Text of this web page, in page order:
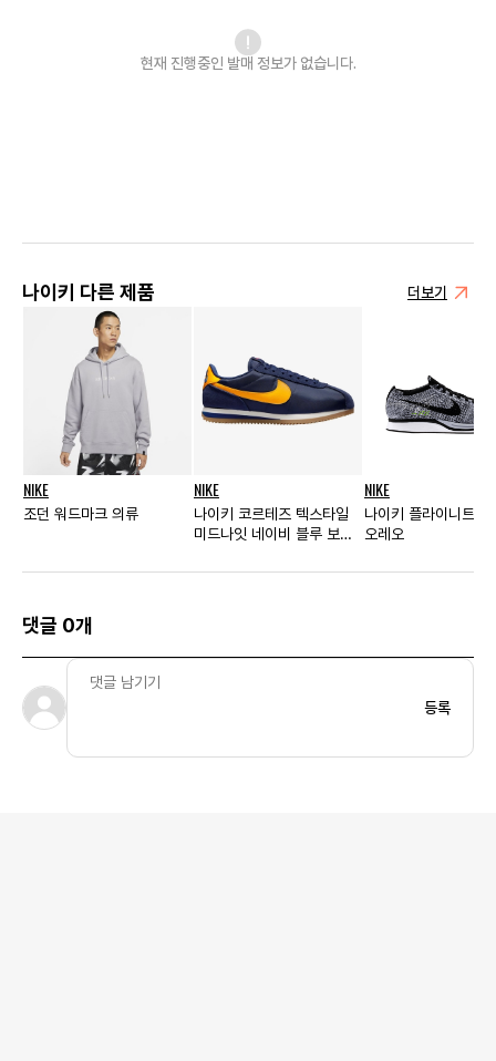
현재 진행중인 발매 정보가 없습니다.
나이키 다른 제품 더보기
NIKE
조던 워드마크 의류
NIKE
나이키 코르테즈 텍스타일
미드나잇 네이비 블루 보이
NIKE
나이키 플라이니트 레
오레오
댓글 0개
등록